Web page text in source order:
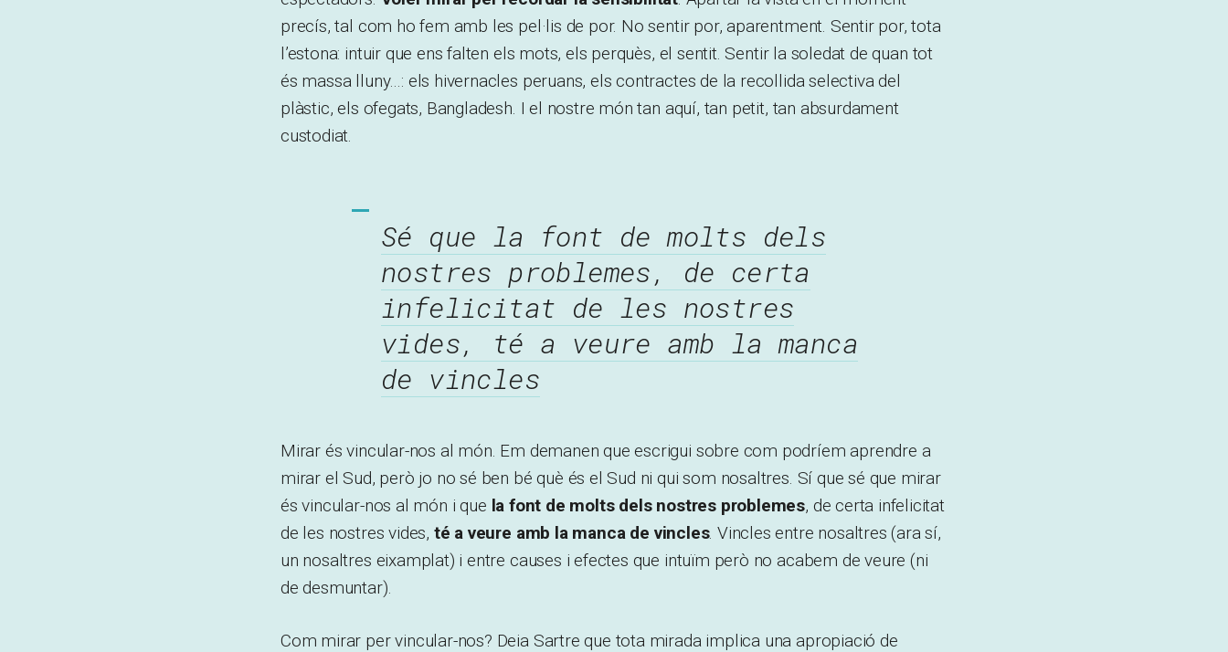
precís, tal com ho fem amb les pel·lis de por. No sentir por, aparentment. Sentir por, tota
l’estona: intuir que ens falten els mots, els perquès, el sentit. Sentir la soledat de quan tot
és massa lluny…: els hivernacles peruans, els contractes de la recollida selectiva del
plàstic, els ofegats, Bangladesh. I el nostre món tan aquí, tan petit, tan absurdament
custodiat.
Sé que la font de molts dels
nostres problemes, de certa
infelicitat de les nostres
vides, té a veure amb la manca
de vincles
Mirar és vincular-nos al món. Em demanen que escrigui sobre com podríem aprendre a
mirar el Sud, però jo no sé ben bé què és el Sud ni qui som nosaltres. Sí que sé que mirar
és vincular-nos al món i que la font de molts dels nostres problemes, de certa infelicitat
de les nostres vides, té a veure amb la manca de vincles. Vincles entre nosaltres (ara sí,
un nosaltres eixamplat) i entre causes i efectes que intuïm però no acabem de veure (ni
de desmuntar).
Com mirar per vincular-nos? Deia Sartre que tota mirada implica una apropiació de